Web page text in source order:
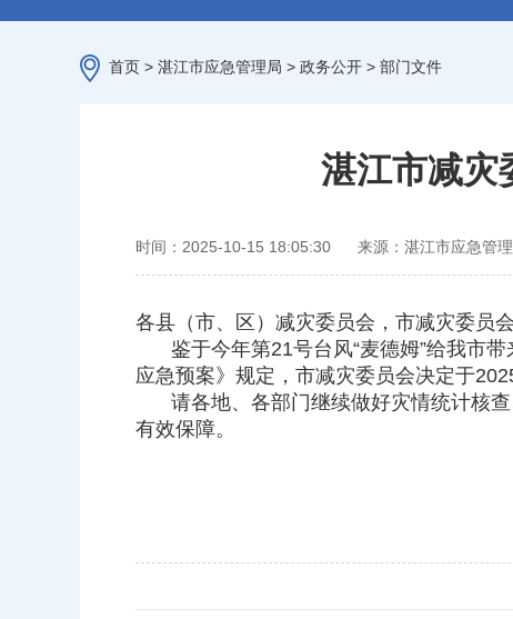
首页 > 湛江市应急管理局 > 政务公开 > 部门文件
湛江市减灾
时间：2025-10-15 18:05:30 来源：湛江市应急管
各县（市、区）减灾委员会，市减灾委员
鉴于今年第21号台风“麦德姆”给我市
应急预案》规定，市减灾委员会决定于
请各地、各部门继续做好灾情统计核
有效保障。